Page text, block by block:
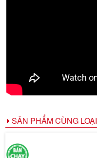
SẢN PHẨM CÙNG LOẠI